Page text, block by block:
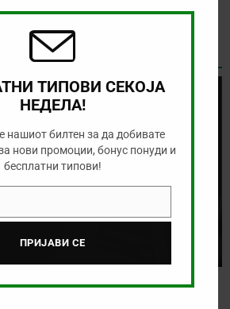
(четврток, 06.08.2026)
ТИПОВИ СЕКОЈА
НЕДЕЛА!
нашиот билтен за да добивате
нови промоции, бонус понуди и
бесплатни типови!
ПРИЈАВИ СЕ